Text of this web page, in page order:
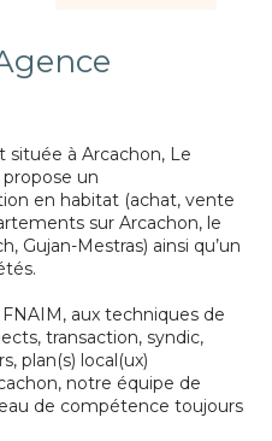
à Arcachon, Le
un
en habitat (achat, vente
sur Arcachon, le
Gujan-Mestras) ainsi qu’un
aux techniques de
transaction, syndic,
plan(s) local(ux)
notre équipe de
de compétence toujours